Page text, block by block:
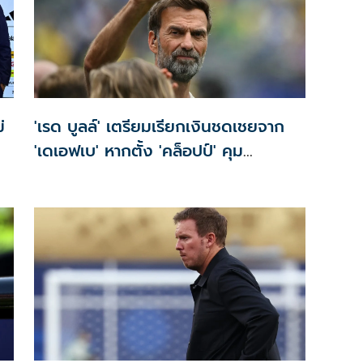
'เรด บูลล์' เตรียมเรียกเงินชดเชยจาก
'เดเอฟเบ' หากตั้ง 'คล็อปป์' คุม